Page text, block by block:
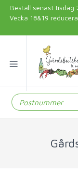
Beställ senast tisdag
Vecka 18&19